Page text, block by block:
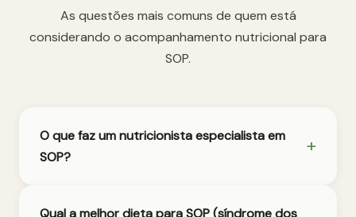
As questões mais comuns de quem está
considerando o acompanhamento nutricional para
SOP.
O que faz um nutricionista especialista em
SOP?
Qual a melhor dieta para SOP (síndrome dos